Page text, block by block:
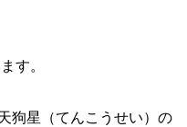
す。
狗星（てんこうせい）の